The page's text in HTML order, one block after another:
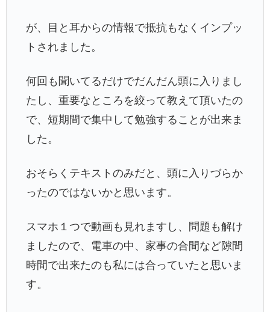
が、目と耳からの情報で抵抗もなくインプッ
トされました。
何回も聞いてるだけでだんだん頭に入りまし
たし、重要なところを絞って教えて頂いたの
で、短期間で集中して勉強することが出来ま
した。
おそらくテキストのみだと、頭に入りづらか
ったのではないかと思います。
スマホ１つで動画も見れますし、問題も解け
ましたので、電車の中、家事の合間など隙間
時間で出来たのも私には合っていたと思いま
す。